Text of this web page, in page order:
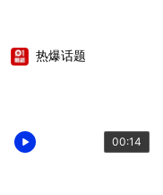
00:14
热爆话题